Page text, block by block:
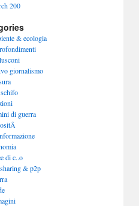
200
& ecologia
giornalismo
di guerra
di c..o
& p2p